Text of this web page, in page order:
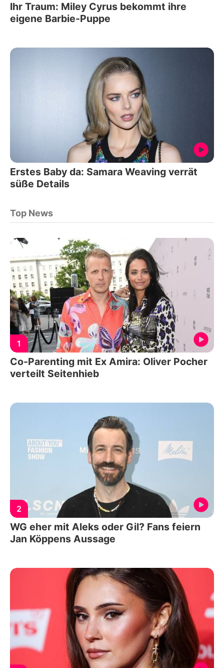
Ihr Traum: Miley Cyrus bekommt ihre
eigene Barbie-Puppe
Erstes Baby da: Samara Weaving verrät
süße Details
Top News
1
Co-Parenting mit Ex Amira: Oliver Pocher
verteilt Seitenhieb
2
WG eher mit Aleks oder Gil? Fans feiern
Jan Köppens Aussage